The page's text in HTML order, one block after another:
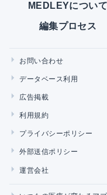
MEDLEYについて
編集プロセス
お問い合わせ
データベース利用
広告掲載
利用規約
プライバシーポリシー
外部送信ポリシー
運営会社